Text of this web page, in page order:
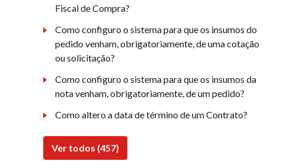
Fiscal de Compra?
Como configuro o sistema para que os insumos do
pedido venham, obrigatoriamente, de uma cotação
ou solicitação?
Como configuro o sistema para que os insumos da
nota venham, obrigatoriamente, de um pedido?
Como altero a data de término de um Contrato?
Ver todos (457)